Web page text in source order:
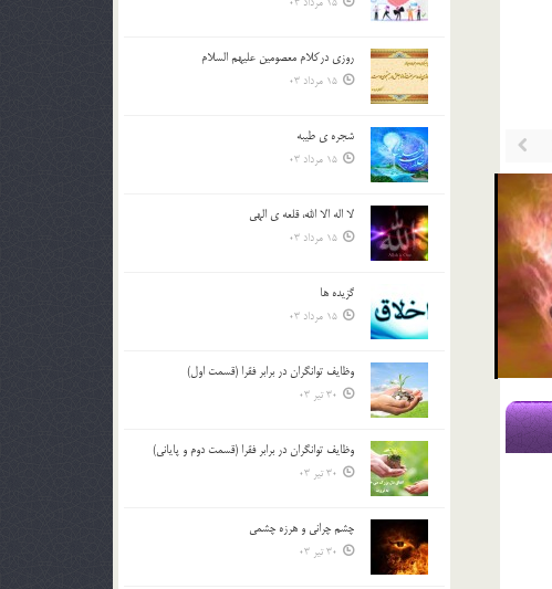
روزي دركلام معصومين عليهم السلام
15 مرداد 03
شجره ي طيبه
15 مرداد 03
لا اله الا الله، قلعه ي الهي
15 مرداد 03
گزيده ها
15 مرداد 03
وظایف توانگران در برابر فقرا (قسمت اول)
30 تیر 03
وظایف توانگران در برابر فقرا (قسمت دوم و پایانی)
30 تیر 03
چشم ‏چرانى و هرزه‏ چشمى
30 تیر 03